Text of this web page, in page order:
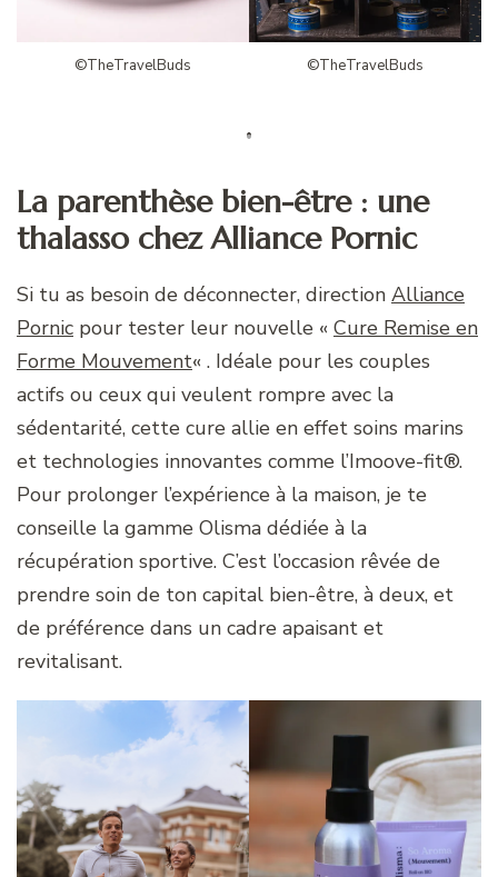
©TheTravelBuds ©TheTravelBuds
La parenthèse bien-être : une
thalasso chez Alliance Pornic
Si tu as besoin de déconnecter, direction Alliance
Pornic pour tester leur nouvelle « Cure Remise en
Forme Mouvement« . Idéale pour les couples
actifs ou ceux qui veulent rompre avec la
sédentarité, cette cure allie en effet soins marins
et technologies innovantes comme l’Imoove-fit®.
Pour prolonger l’expérience à la maison, je te
conseille la gamme Olisma dédiée à la
récupération sportive. C’est l’occasion rêvée de
prendre soin de ton capital bien-être, à deux, et
de préférence dans un cadre apaisant et
revitalisant.